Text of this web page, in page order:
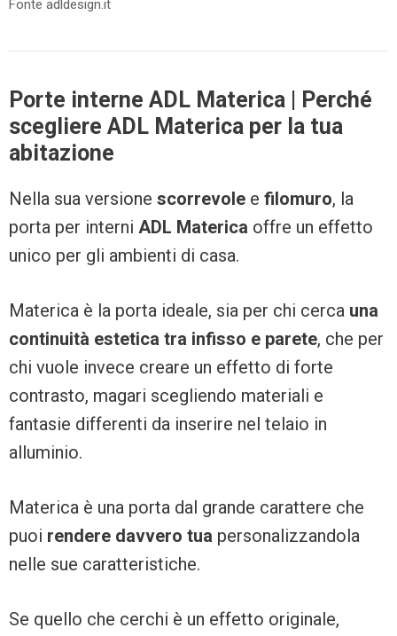
Fonte adldesign.it
Porte interne ADL Materica | Perché
scegliere ADL Materica per la tua
abitazione
Nella sua versione scorrevole e filomuro, la
porta per interni ADL Materica offre un effetto
unico per gli ambienti di casa.
Materica è la porta ideale, sia per chi cerca una
continuità estetica tra infisso e parete, che per
chi vuole invece creare un effetto di forte
contrasto, magari scegliendo materiali e
fantasie differenti da inserire nel telaio in
alluminio.
Materica è una porta dal grande carattere che
puoi rendere davvero tua personalizzandola
nelle sue caratteristiche.
Se quello che cerchi è un effetto originale,